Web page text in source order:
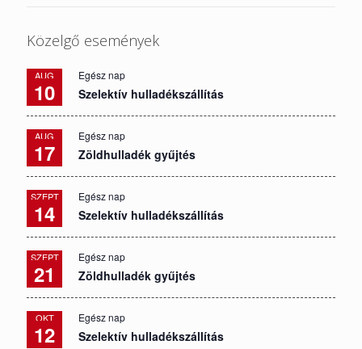
Közelgő események
AUG
10
Egész nap
Szelektív hulladékszállítás
AUG
17
Egész nap
Zöldhulladék gyűjtés
SZEPT
14
Egész nap
Szelektív hulladékszállítás
SZEPT
21
Egész nap
Zöldhulladék gyűjtés
OKT
12
Egész nap
Szelektív hulladékszállítás